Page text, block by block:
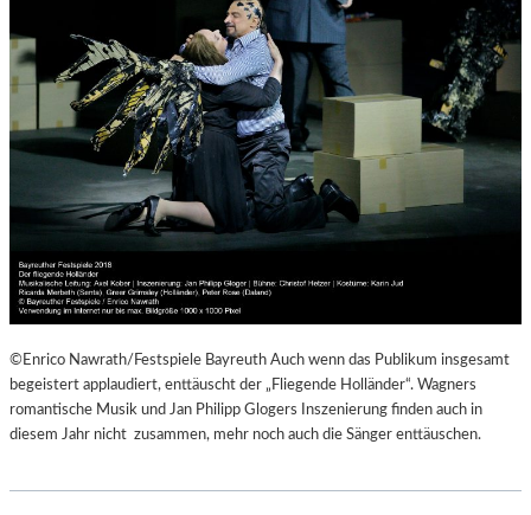
©Enrico Nawrath/Festspiele Bayreuth Auch wenn das Publikum insgesamt
begeistert applaudiert, enttäuscht der „Fliegende Holländer“. Wagners
romantische Musik und Jan Philipp Glogers Inszenierung finden auch in
diesem Jahr nicht zusammen, mehr noch auch die Sänger enttäuschen.